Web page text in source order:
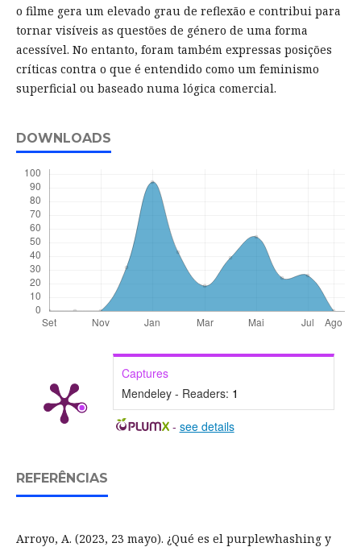
o filme gera um elevado grau de reflexão e contribui para
tornar visíveis as questões de género de uma forma
acessível. No entanto, foram também expressas posições
críticas contra o que é entendido como um feminismo
superficial ou baseado numa lógica comercial.
DOWNLOADS
Captures
Mendeley - Readers: 1
- see details
REFERÊNCIAS
Arroyo, A. (2023, 23 mayo). ¿Qué es el purplewhashing y